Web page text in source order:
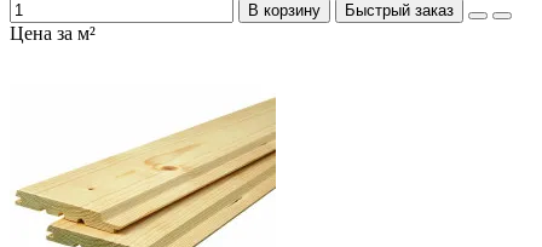
В корзину Быстрый заказ
Цена за м²